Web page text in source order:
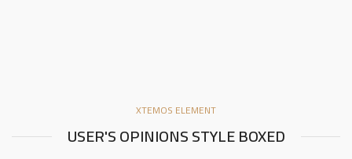
XTEMOS ELEMENT
USER'S OPINIONS STYLE BOXED